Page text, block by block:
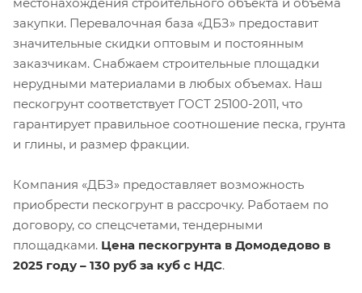
закупки. Перевалочная база «ДБЗ» предоставит
значительные скидки оптовым и постоянным
заказчикам. Снабжаем строительные площадки
нерудными материалами в любых объемах. Наш
пескогрунт соответствует ГОСТ 25100-2011, что
гарантирует правильное соотношение песка, грунта
и глины, и размер фракции.
Компания «ДБЗ» предоставляет возможность
приобрести пескогрунт в рассрочку. Работаем по
договору, со спецсчетами, тендерными
площадками. Цена пескогрунта в Домодедово в
2025 году – 130 руб за куб с НДС.